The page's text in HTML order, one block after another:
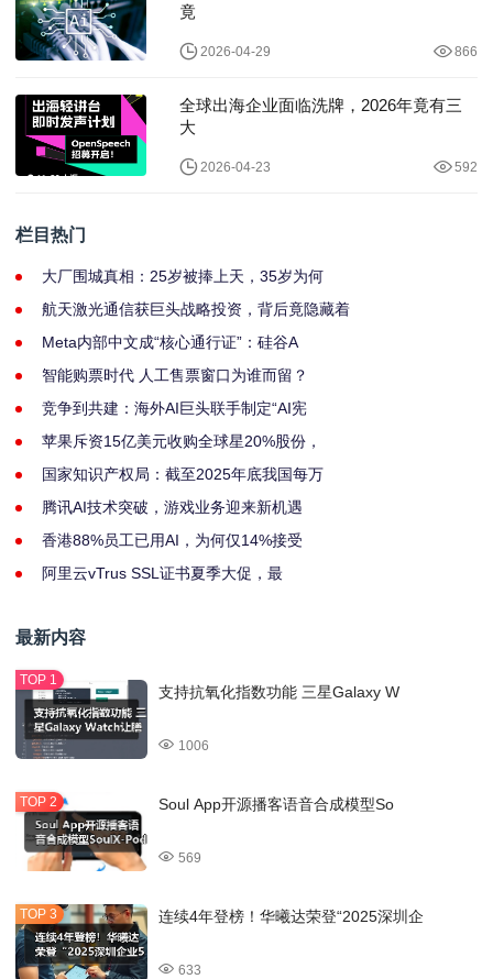
竟
2026-04-29 866
全球出海企业面临洗牌，2026年竟有三
大
2026-04-23 592
栏目热门
大厂围城真相：25岁被捧上天，35岁为何
航天激光通信获巨头战略投资，背后竟隐藏着
Meta内部中文成“核心通行证”：硅谷A
智能购票时代 人工售票窗口为谁而留？
竞争到共建：海外AI巨头联手制定“AI宪
苹果斥资15亿美元收购全球星20%股份，
国家知识产权局：截至2025年底我国每万
腾讯AI技术突破，游戏业务迎来新机遇
香港88%员工已用AI，为何仅14%接受
阿里云vTrus SSL证书夏季大促，最
最新内容
支持抗氧化指数功能 三星Galaxy W
1006
Soul App开源播客语音合成模型So
569
连续4年登榜！华曦达荣登“2025深圳企
633